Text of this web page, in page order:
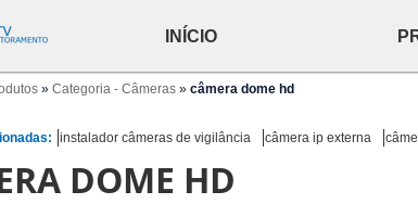
INÍCIO
» Categoria - Câmeras » câmera dome hd
instalador câmeras de vigilância câmera ip externa
DOME HD